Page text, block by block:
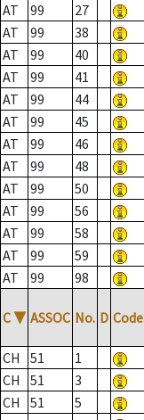
AT
99 27
AT
99 38
AT
99 40
AT
99 41
AT
99 44
AT
99 45
AT
99 46
AT
99 48
AT
99 50
AT
99 56
AT
99 58
AT
99 59
AT
99 98
C ▼ ASSOC No. D Code
CH 51 1
CH
51 3
CH
51 5